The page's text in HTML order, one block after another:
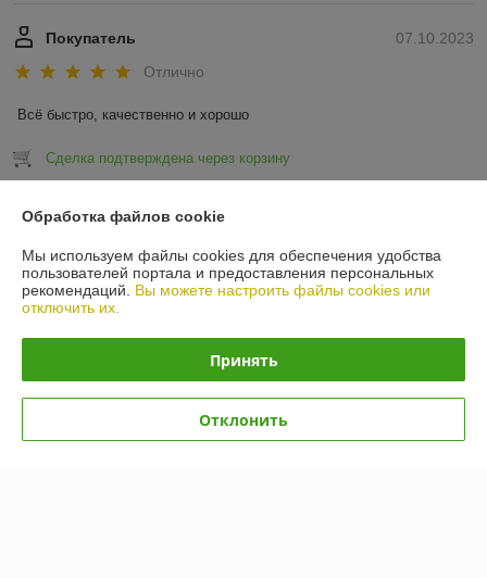
07.10.2023
Покупатель
Отлично
Всё быстро, качественно и хорошо
Сделка подтверждена через корзину
Показать все отзывы
О нас
Контакты
Доставка и оплата
График работы
Обработка файлов cookie
Мы используем файлы cookies для обеспечения удобства
пользователей портала и предоставления персональных
рекомендаций. Вы можете настроить файлы cookies или
отключить их.
Принять
Отклонить